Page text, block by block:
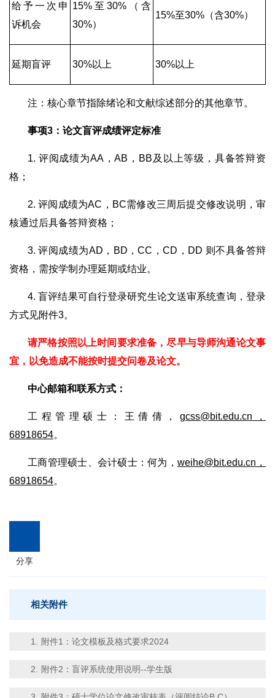
给予一次申
诉机会
15%至30%（含
30%）
15%至30%（含30%）
延期盲评 30%以上 30%以上
注：核心章节指除绪论和文献综述部分的其他章节。
事项3：论文盲评成绩评定标准
1. 评阅成绩为AA，AB，BB及以上等级，具备答辩资
格；
2. 评阅成绩为AC，BC需修改三周后提交修改说明，审
核通过后具备答辩资格；
3. 评阅成绩为AD，BD，CC，CD，DD 则不具备答辩
资格，需按学制办理延期或结业。
4. 盲评结果可自行登录研究生论文送审系统查询，登录
方式见附件3。
请严格按照以上时间要求准备，尽早与导师沟通论文事
宜，以免造成不能按时提交问卷及论文。
中心邮箱和联系方式：
工程管理硕士：王倩倩， gcss@bit.edu.cn，
68918654。
工商管理硕士、会计硕士：何为， weihe@bit.edu.cn，
68918654。
分享
相关附件
1. 附件1：论文模板及格式要求2024
2. 附件2：盲评系统使用说明--学生版